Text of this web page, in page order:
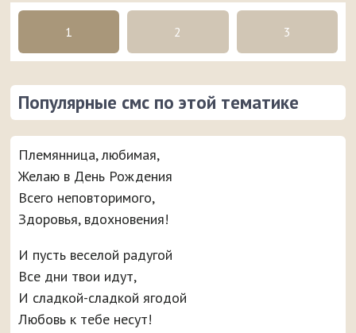
1 2 3
Популярные смс по этой тематике
Племянница, любимая,
Желаю в День Рождения
Всего неповторимого,
Здоровья, вдохновения!
И пусть веселой радугой
Все дни твои идут,
И сладкой-сладкой ягодой
Любовь к тебе несут!